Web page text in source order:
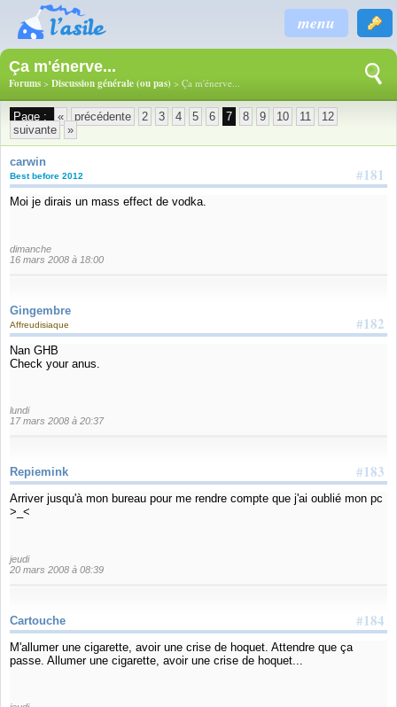
menu
Ça m'énerve...
Forums > Discussion générale (ou pas) > Ça m'énerve...
Page : « précédente 2 3 4 5 6 7 8 9 10 11
12
suivante
»
carwin
#181
Best before 2012
Moi je dirais un mass effect de vodka.
dimanche
16 mars 2008 à 18:00
Gingembre
#182
Affreudisiaque
Nan GHB
Check your anus.
lundi
17 mars 2008 à 20:37
#183
Repiemink
Arriver jusqu'à mon bureau pour me rendre compte que j'ai oublié mon pc
>_<
jeudi
20 mars 2008 à 08:39
#184
Cartouche
M'allumer une cigarette, avoir une crise de hoquet. Attendre que ça
passe. Allumer une cigarette, avoir une crise de hoquet...